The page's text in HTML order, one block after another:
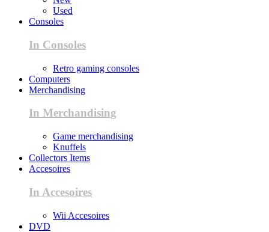
Used
Consoles
In Consoles
Retro gaming consoles
Computers
Merchandising
In Merchandising
Game merchandising
Knuffels
Collectors Items
Accesoires
In Accesoires
Wii Accesoires
DVD